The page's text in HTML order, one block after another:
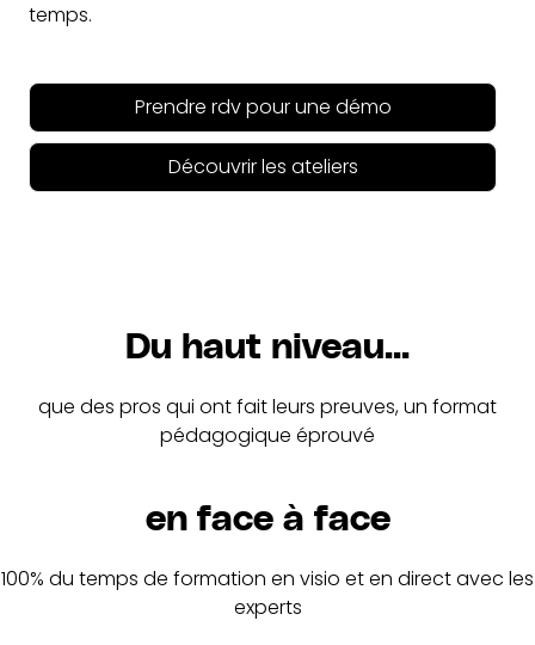
temps.
Prendre rdv pour une démo
Découvrir les ateliers
Du haut niveau...
que des pros qui ont fait leurs preuves, un format
pédagogique éprouvé
en face à face
100% du temps de formation en visio et en direct avec les
experts